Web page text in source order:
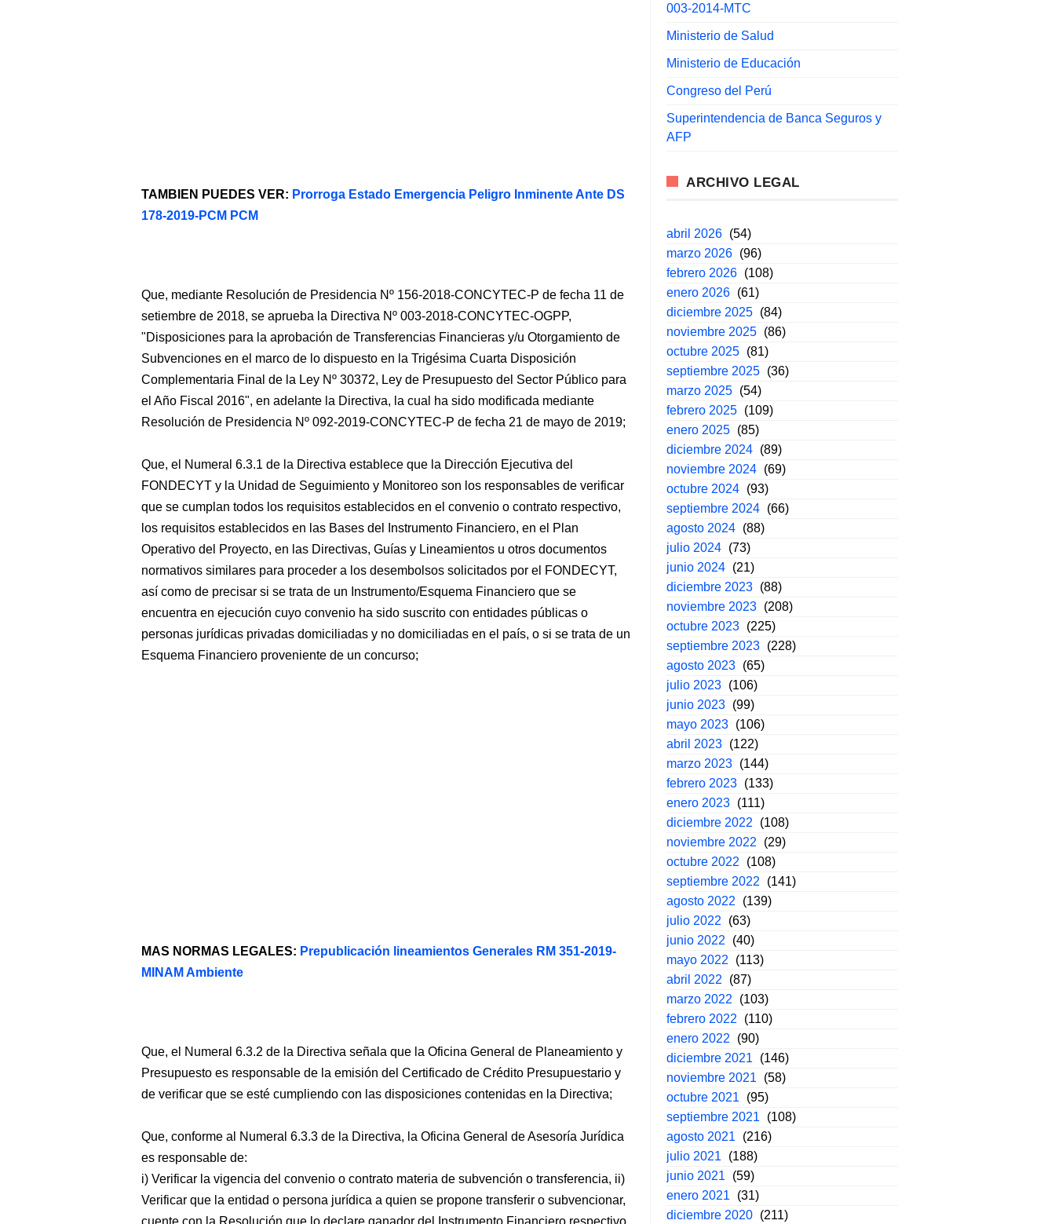
TAMBIEN PUEDES VER: Prorroga Estado Emergencia Peligro Inminente Ante DS
178-2019-PCM PCM
Que, mediante Resolución de Presidencia Nº 156-2018-CONCYTEC-P de fecha 11 de
setiembre de 2018, se aprueba la Directiva Nº 003-2018-CONCYTEC-OGPP,
"Disposiciones para la aprobación de Transferencias Financieras y/u Otorgamiento de
Subvenciones en el marco de lo dispuesto en la Trigésima Cuarta Disposición
Complementaria Final de la Ley Nº 30372, Ley de Presupuesto del Sector Público para
el Año Fiscal 2016", en adelante la Directiva, la cual ha sido modificada mediante
Resolución de Presidencia Nº 092-2019-CONCYTEC-P de fecha 21 de mayo de 2019;
Que, el Numeral 6.3.1 de la Directiva establece que la Dirección Ejecutiva del
FONDECYT y la Unidad de Seguimiento y Monitoreo son los responsables de verificar
que se cumplan todos los requisitos establecidos en el convenio o contrato respectivo,
los requisitos establecidos en las Bases del Instrumento Financiero, en el Plan
Operativo del Proyecto, en las Directivas, Guías y Lineamientos u otros documentos
normativos similares para proceder a los desembolsos solicitados por el FONDECYT,
así como de precisar si se trata de un Instrumento/Esquema Financiero que se
encuentra en ejecución cuyo convenio ha sido suscrito con entidades públicas o
personas jurídicas privadas domiciliadas y no domiciliadas en el país, o si se trata de un
Esquema Financiero proveniente de un concurso;
MAS NORMAS LEGALES: Prepublicación lineamientos Generales RM 351-2019-
MINAM Ambiente
Que, el Numeral 6.3.2 de la Directiva señala que la Oficina General de Planeamiento y
Presupuesto es responsable de la emisión del Certificado de Crédito Presupuestario y
de verificar que se esté cumpliendo con las disposiciones contenidas en la Directiva;
Que, conforme al Numeral 6.3.3 de la Directiva, la Oficina General de Asesoría Jurídica
es responsable de:
i) Verificar la vigencia del convenio o contrato materia de subvención o transferencia, ii)
Verificar que la entidad o persona jurídica a quien se propone transferir o subvencionar,
cuente con la Resolución que lo declare ganador del Instrumento Financiero respectivo,
003-2014-MTC
Ministerio de Salud
Ministerio de Educación
Congreso del Perú
Superintendencia de Banca Seguros y
AFP
ARCHIVO LEGAL
abril 2026 (54)
marzo 2026 (96)
febrero 2026 (108)
enero 2026 (61)
diciembre 2025 (84)
noviembre 2025 (86)
octubre 2025 (81)
septiembre 2025 (36)
marzo 2025 (54)
febrero 2025 (109)
enero 2025 (85)
diciembre 2024 (89)
noviembre 2024 (69)
octubre 2024 (93)
septiembre 2024 (66)
agosto 2024 (88)
julio 2024 (73)
junio 2024 (21)
diciembre 2023 (88)
noviembre 2023 (208)
octubre 2023 (225)
septiembre 2023 (228)
agosto 2023 (65)
julio 2023 (106)
junio 2023 (99)
mayo 2023 (106)
abril 2023 (122)
marzo 2023 (144)
febrero 2023 (133)
enero 2023 (111)
diciembre 2022
(108)
noviembre 2022
(29)
octubre 2022
(108)
septiembre 2022
(141)
agosto 2022
(139)
julio 2022
(63)
junio 2022
(40)
mayo 2022
(113)
abril 2022
(87)
marzo 2022
(103)
febrero 2022
(110)
enero 2022
(90)
diciembre 2021
(146)
noviembre 2021
(58)
octubre 2021
(95)
septiembre 2021
(108)
agosto 2021
(216)
julio 2021
(188)
junio 2021
(59)
enero 2021
(31)
diciembre 2020 (211)